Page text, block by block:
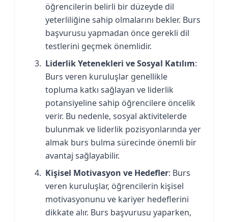
öğrencilerin belirli bir düzeyde dil
yeterliliğine sahip olmalarını bekler. Burs
başvurusu yapmadan önce gerekli dil
testlerini geçmek önemlidir.
Liderlik Yetenekleri ve Sosyal Katılım:
Burs veren kuruluşlar genellikle
topluma katkı sağlayan ve liderlik
potansiyeline sahip öğrencilere öncelik
verir. Bu nedenle, sosyal aktivitelerde
bulunmak ve liderlik pozisyonlarında yer
almak burs bulma sürecinde önemli bir
avantaj sağlayabilir.
Kişisel Motivasyon ve Hedefler: Burs
veren kuruluşlar, öğrencilerin kişisel
motivasyonunu ve kariyer hedeflerini
dikkate alır. Burs başvurusu yaparken,